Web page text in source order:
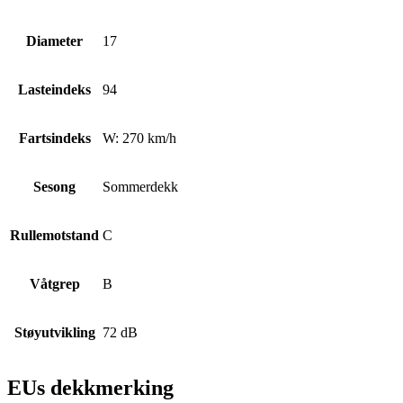
Diameter 17
Lasteindeks 94
Fartsindeks W: 270 km/h
Sesong Sommerdekk
Rullemotstand C
Våtgrep B
Støyutvikling 72 dB
EUs dekkmerking